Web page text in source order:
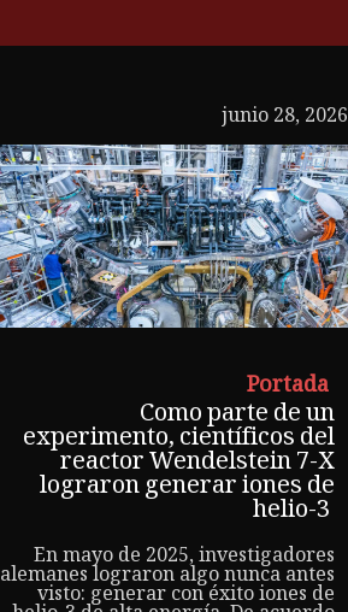
junio 28, 2026
Portada
Como parte de un
experimento, científicos del
reactor Wendelstein 7-X
lograron generar iones de
helio-3
En mayo de 2025, investigadores
alemanes lograron algo nunca antes
visto: generar con éxito iones de